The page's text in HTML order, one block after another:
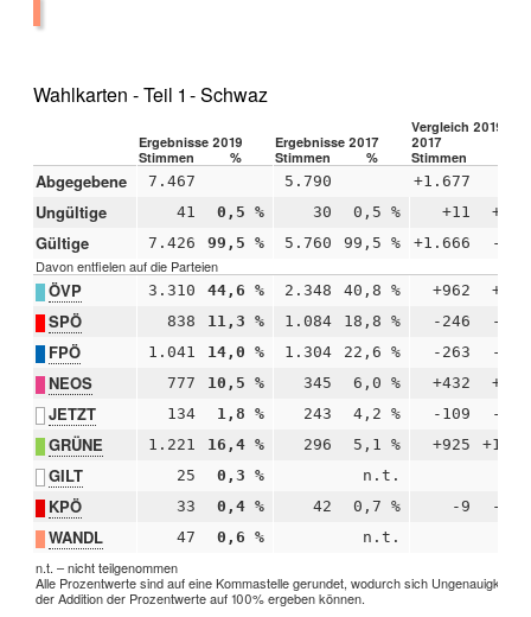
Wahlkarten - Teil 1 - Schwaz
Ergebnisse 2019 Ergebnisse 2017
Vergleich 2019 –
2017
Stimmen
% Stimmen % Stimmen
Abgegebene 7.467 5.790 +1.677
Ungültige 41 0,5 % 30 0,5 % +11 +0,0
Gültige 7.426 99,5 % 5.760 99,5 % +1.666 -0,0
Davon entfielen auf die Parteien
ÖVP 3.310 44,6 % 2.348 40,8 % +962 +3,8
SPÖ 838 11,3 % 1.084 18,8 % -246 -7,5
FPÖ 1.041 14,0 % 1.304 22,6 % -263 -8,6
NEOS 777 10,5 % 345 6,0 % +432 +4,5
JETZT 134 1,8 % 243 4,2 % -109 -2,4
GRÜNE 1.221 16,4 % 296 5,1 % +925 +11,3
GILT 25 0,3 % n.t.
KPÖ 33 0,4 % 42 0,7 % -9 -0,3
WANDL 47 0,6 % n.t.
n.t. – nicht teilgenommen
Alle Prozentwerte sind auf eine Kommastelle gerundet, wodurch sich Ungenauigkeiten
der Addition der Prozentwerte auf 100% ergeben können.